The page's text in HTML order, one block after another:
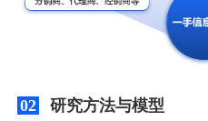
02 研究方法与模型